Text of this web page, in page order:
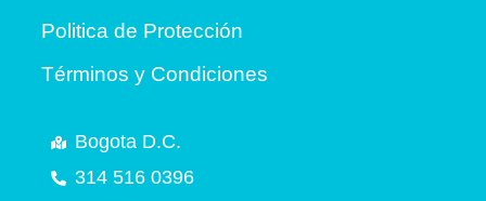
Politica de Protección
Términos y Condiciones
Bogota D.C.
314 516 0396